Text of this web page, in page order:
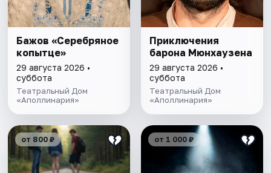
Бажов «Серебряное
копытце»
29 августа 2026 •
суббота
Театральный Дом
«Аполлинария»
Приключения
барона Мюнхаузена
29 августа 2026 •
суббота
Театральный Дом
«Аполлинария»
от 800 ₽ от 1 000 ₽